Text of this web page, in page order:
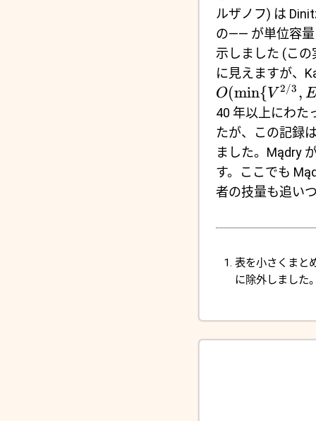
ルザノフ) は
の―― が単位容
示しました (こ
に見えますが、
O(min{V 2/3 , E
40 年以上にわた
たが、この記録
ました。Mądry
す。ここでも
者の技量も追い
表を小さくまと
に除外しました